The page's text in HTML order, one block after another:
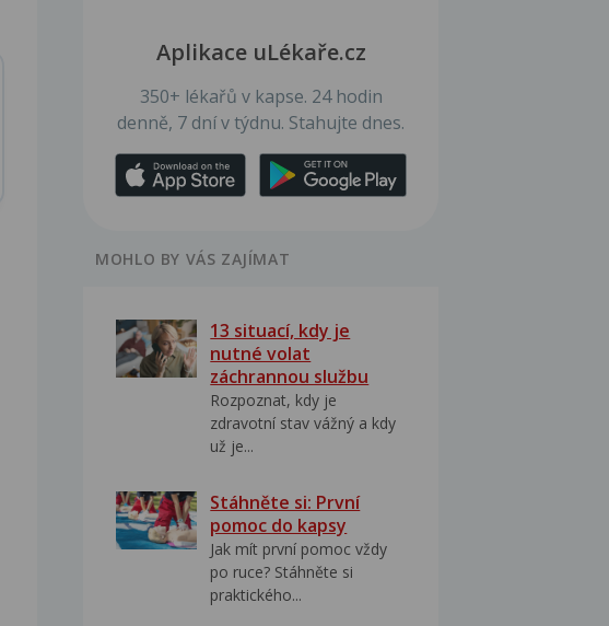
Aplikace uLékaře.cz
350+ lékařů v kapse. 24 hodin
denně, 7 dní v týdnu. Stahujte dnes.
MOHLO BY VÁS ZAJÍMAT
13 situací, kdy je
nutné volat
záchrannou službu
Rozpoznat, kdy je
zdravotní stav vážný a kdy
už je...
Stáhněte si: První
pomoc do kapsy
Jak mít první pomoc vždy
po ruce? Stáhněte si
praktického...